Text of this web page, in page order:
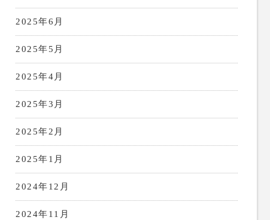
2025年6月
2025年5月
2025年4月
2025年3月
2025年2月
2025年1月
2024年12月
2024年11月